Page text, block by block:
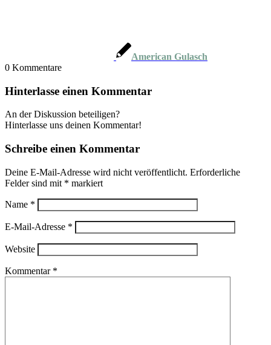
American Gulasch
0 Kommentare
Hinterlasse einen Kommentar
An der Diskussion beteiligen?
Hinterlasse uns deinen Kommentar!
Schreibe einen Kommentar
Deine E-Mail-Adresse wird nicht veröffentlicht. Erforderliche
Felder sind mit * markiert
Name *
E-Mail-Adresse *
Website
Kommentar *